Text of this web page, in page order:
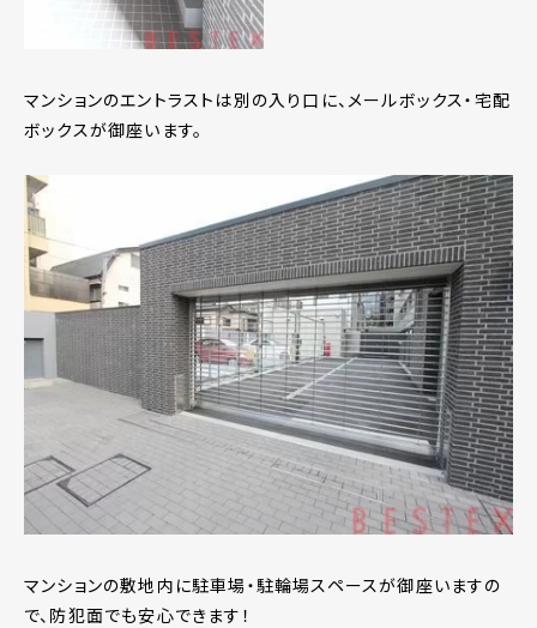
マンションのエントラストは別の入り口に、メールボックス・宅配
ボックスが御座います。
マンションの敷地内に駐車場・駐輪場スペースが御座いますの
で、防犯面でも安心できます！